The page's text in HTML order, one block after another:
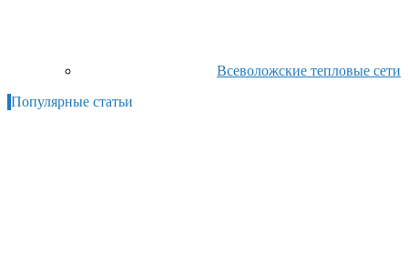
Всеволожские тепловые сети
Популярные статьи